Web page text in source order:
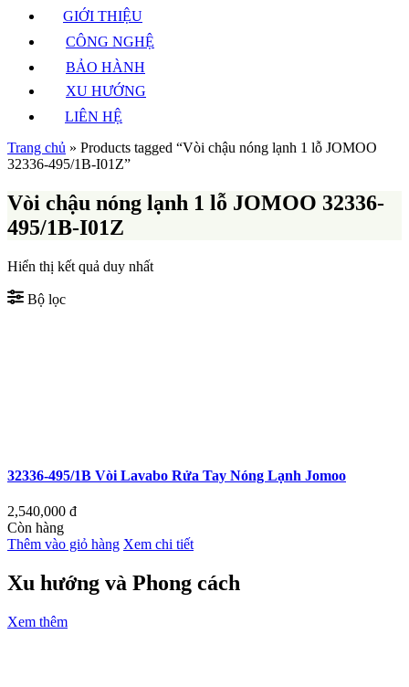
GIỚI THIỆU
CÔNG NGHỆ
BẢO HÀNH
XU HƯỚNG
LIÊN HỆ
Trang chủ » Products tagged “Vòi chậu nóng lạnh 1 lỗ JOMOO
32336-495/1B-I01Z”
Vòi chậu nóng lạnh 1 lỗ JOMOO 32336-
495/1B-I01Z
Hiển thị kết quả duy nhất
Bộ lọc
32336-495/1B Vòi Lavabo Rửa Tay Nóng Lạnh Jomoo
2,540,000 đ
Còn hàng
Thêm vào giỏ hàng Xem chi tiết
Xu hướng và Phong cách
Xem thêm